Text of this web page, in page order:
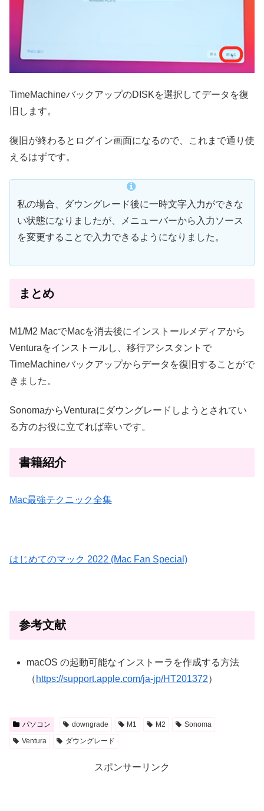
TimeMachineバックアップのDISKを選択してデータを復
旧します。
復旧が終わるとログイン画面になるので、これまで通り使
えるはずです。
私の場合、ダウングレード後に一時文字入力ができな
い状態になりましたが、メニューバーから入力ソース
を変更することで入力できるようになりました。
まとめ
M1/M2 MacでMacを消去後にインストールメディアから
Venturaをインストールし、移行アシスタントで
TimeMachineバックアップからデータを復旧することがで
きました。
SonomaからVenturaにダウングレードしようとされてい
る方のお役に立てれば幸いです。
書籍紹介
Mac最強テクニック全集
はじめてのマック 2022 (Mac Fan Special)
参考文献
macOS の起動可能なインストーラを作成する方法
（ https://support.apple.com/ja-jp/HT201372）
パソコン downgrade M1 M2
Sonoma
Ventura
ダウングレード
スポンサーリンク